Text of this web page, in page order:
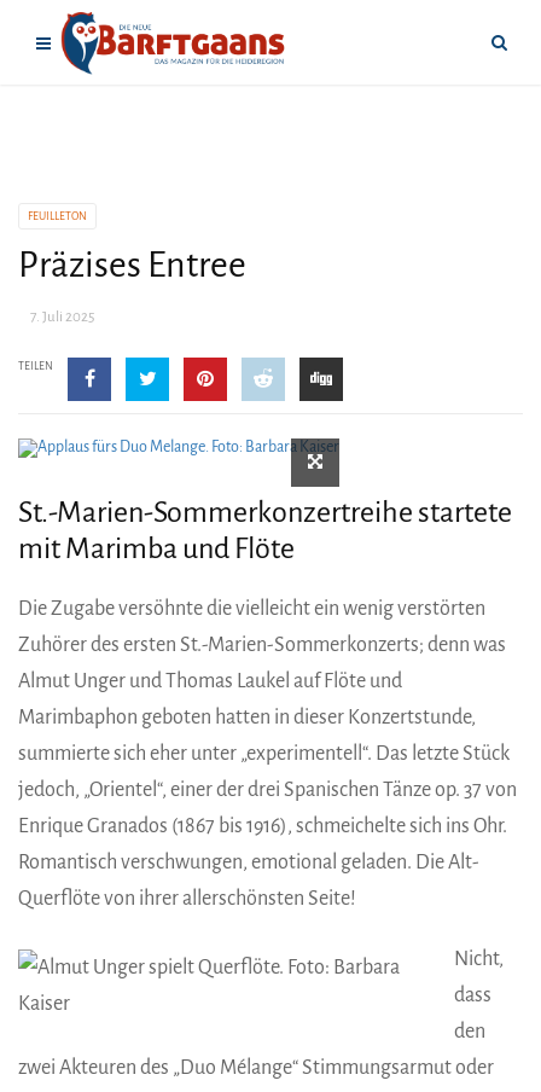
FEUILLETON
Präzises Entree
7. Juli 2025
TEILEN
St.-Marien-Sommerkonzertreihe startete
mit Marimba und Flöte
Die Zugabe versöhnte die vielleicht ein wenig verstörten
Zuhörer des ersten St.-Marien-Sommerkonzerts; denn was
Almut Unger und Thomas Laukel auf Flöte und
Marimbaphon geboten hatten in dieser Konzertstunde,
summierte sich eher unter „experimentell“. Das letzte Stück
jedoch, „Orientel“, einer der drei Spanischen Tänze op. 37 von
Enrique Granados (1867 bis 1916), schmeichelte sich ins Ohr.
Romantisch verschwungen, emotional geladen. Die Alt-
Querflöte von ihrer allerschönsten Seite!
Nicht,
dass
den
zwei Akteuren des „Duo Mélange“ Stimmungsarmut oder